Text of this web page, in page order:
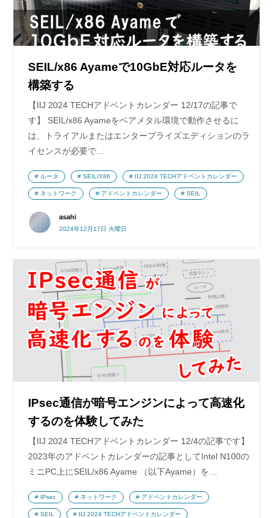
SEIL/x86 Ayameで10GbE対応ルータを
構築する
【IIJ 2024 TECHアドベントカレンダー 12/17の記事で
す】 SEIL/x86 Ayameをベアメタル環境で動作させるに
は、トライアルまたはエンタープライズエディションのラ
イセンスが必要で…
asahi
2024年12月17日 火曜日
ルータ SEIL/X86 IIJ 2024 TECHアドベントカレンダー
ネットワーク アドベントカレンダー SEIL
IPsec通信が暗号エンジンによって高速化
するのを体験してみた
【IIJ 2024 TECHアドベントカレンダー 12/4の記事です】
2023年のアドベントカレンダーの記事としてIntel N100の
ミニPC上にSEIL/x86 Ayame （以下Ayame）を…
IPsec ネットワーク アドベントカレンダー
SEIL IIJ 2024 TECHアドベントカレンダー